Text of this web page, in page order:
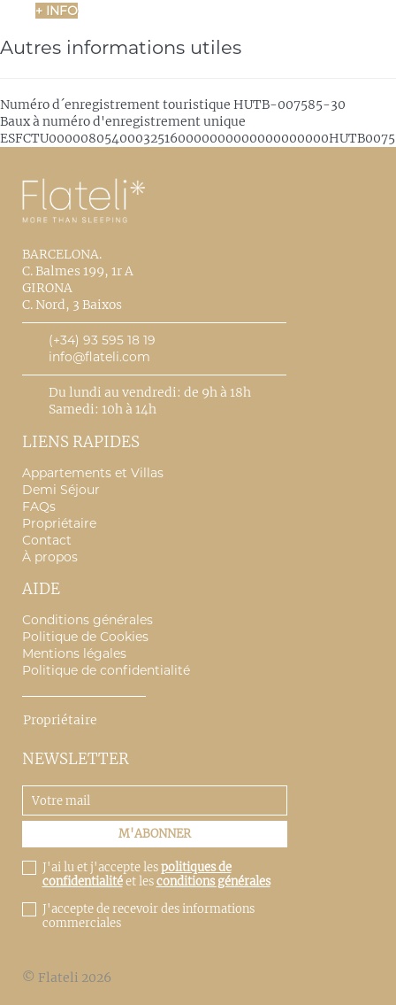
+ INFO
Autres informations utiles
Numéro d´enregistrement touristique HUTB-007585-30
Baux à numéro d'enregistrement unique
BARCELONA.
C. Balmes 199, 1r A
GIRONA
C. Nord, 3 Baixos
(+34) 93 595 18 19
info@flateli.com
Du lundi au vendredi: de 9h à 18h
Samedi: 10h à 14h
LIENS RAPIDES
Appartements et Villas
Demi Séjour
FAQs
Propriétaire
Contact
À propos
AIDE
Conditions générales
Politique de Cookies
Mentions légales
Politique de confidentialité
Propriétaire
NEWSLETTER
J'ai lu et j'accepte lespolitiques de
confidentialitéet lesconditions générales
J'accepte de recevoir des informations
commerciales
© Flateli 2026